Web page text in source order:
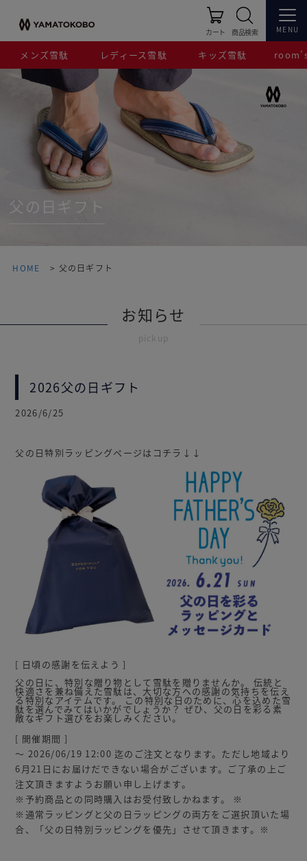
カート 商品検索
メンズ雪駄 レディース雪駄 キッズ雪駄
MENU
父の日ギフト
HOME 父の日ギフト
お知らせ
pickup
2026父の日ギフト
2026/6/25
父の日特別ラッピングページはコチラ↓↓
[ 日頃の感謝を伝えよう ]
父の日に、特別な贈り物として雪駄を贈りませんか。 伝統と
快適さを兼ね備えた雪駄は、大切な方への感謝の気持ちを伝え
る特別なアイテムです。 この特別な日のために、心を込めた雪
駄を選んでみてはいかがでしょうか？ ぜひ、父の日を彩る素
敵なギフト選びをお楽しみください。
[ 開催期間 ]
〜 2026/06/19 12:00 迄のご注文となります。ただし地域より
6月21日にお届けだできない場合がございます。ご了承の上ご
注文頂きますようお願い申し上げます。
※予約商品との同時購入はお受付致しかねます。 ※
※通常ラッピングと父の日ラッピングの両方をご選択頂いた場
合、「父の日特別ラッピングを優先」させて頂きます。※